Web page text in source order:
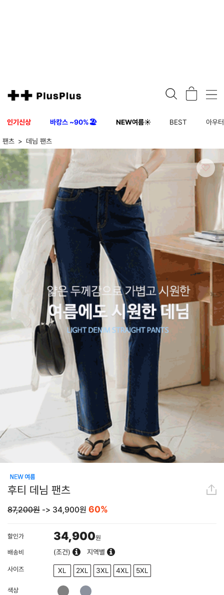
인기신상 바캉스 ~90%🏖️ NEW여름☀️ BEST 아우터
팬츠 데님 팬츠
후티 데님 팬츠
87,200원 -> 34,900원 60%
할인가 34,900원
배송비
(조건) 지역별
사이즈 XL 2XL 3XL 4XL 5XL
색상